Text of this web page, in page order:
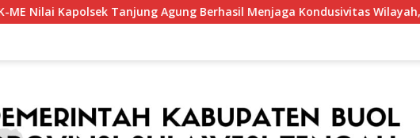
Agung Berhasil Menjaga Kondusivitas Wilayah, Piagam Apresiasi